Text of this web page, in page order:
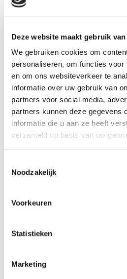
Deze website maakt gebruik
We gebruiken cookies om
personaliseren, om functies voor
en om ons websiteverkeer te
informatie over uw gebruik van
partners voor social media,
partners kunnen deze gegevens
informatie die u aan ze heeft
verzameld op basis van uw
Noodzakelijk
Voorkeuren
Statistieken
Marketing
onze smaak gevormd, onze
gehoord. In praktisch elke
of dit nou is binnen de politiek of
sociale omgang of ons ethisch
gedomineerd door een relatief
leven niet langer in een wereld
zijn geen naties. Er zijn geen
politieke, economische en militaire
enkele regering of publieke
verantwoording geroepen
geopolitieke kracht bestaat uit de
planeet. Samen met de
oefenen zij de controle uit over
van landen. Het werkelijke doel